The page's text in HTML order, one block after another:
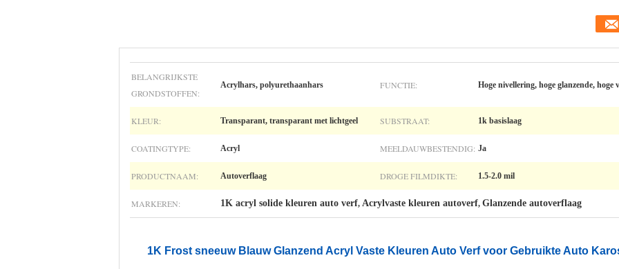
BELANGRIJKSTE
GRONDSTOFFEN:
Acrylhars, polyurethaanhars FUNCTIE: Hoge nivellering, hoge glanzende,
KLEUR: Transparant, transparant met lichtgeel SUBSTRAAT: 1k basislaag
COATINGTYPE: Acryl MEELDAUWBESTENDIG: Ja
PRODUCTNAAM: Autoverflaag DROGE FILMDIKTE: 1.5-2.0 mil
MARKEREN: 1K acryl solide kleuren auto verf, Acrylvaste kleuren autoverf, Glanzende autoverflaag
1K Frost sneeuw Blauw Glanzend Acryl Vaste Kleuren Auto Verf voor Gebruikte Auto